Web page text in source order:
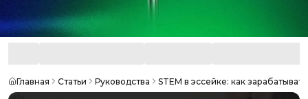
Главная Статьи Руководства STEM в эссейке: как